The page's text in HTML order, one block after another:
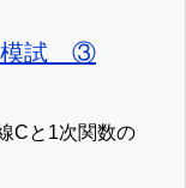
模試 ③
Cと1次関数の